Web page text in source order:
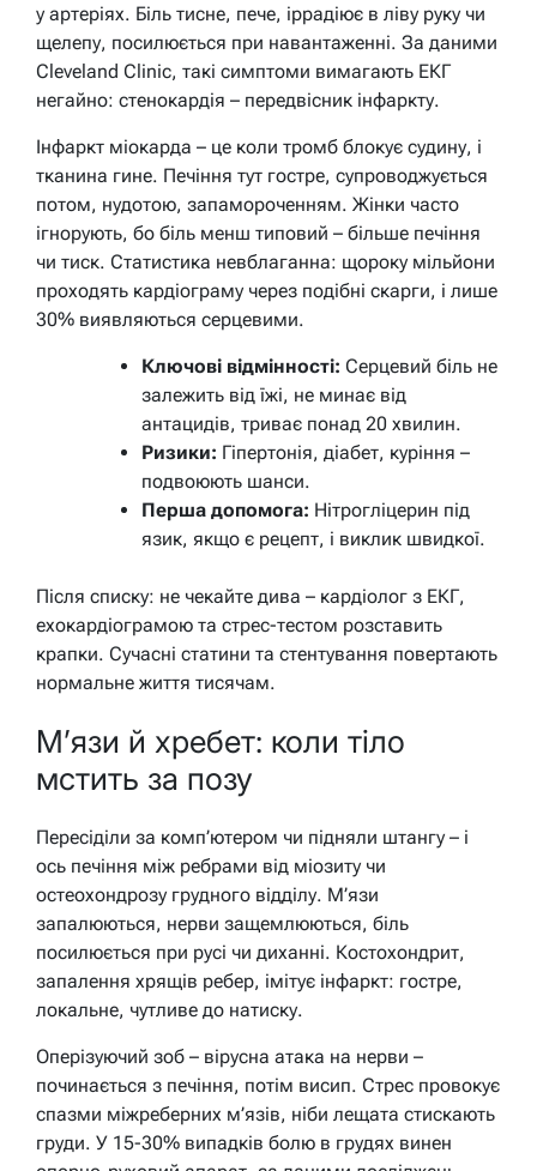
у артеріях. Біль тисне, пече, іррадіює в ліву руку чи
щелепу, посилюється при навантаженні. За даними
Cleveland Clinic, такі симптоми вимагають ЕКГ
негайно: стенокардія – передвісник інфаркту.
Інфаркт міокарда – це коли тромб блокує судину, і
тканина гине. Печіння тут гостре, супроводжується
потом, нудотою, запамороченням. Жінки часто
ігнорують, бо біль менш типовий – більше печіння
чи тиск. Статистика невблаганна: щороку мільйони
проходять кардіограму через подібні скарги, і лише
30% виявляються серцевими.
Ключові відмінності: Серцевий біль не
залежить від їжі, не минає від
антацидів, триває понад 20 хвилин.
Ризики: Гіпертонія, діабет, куріння –
подвоюють шанси.
Перша допомога: Нітрогліцерин під
язик, якщо є рецепт, і виклик швидкої.
Після списку: не чекайте дива – кардіолог з ЕКГ,
ехокардіограмою та стрес-тестом розставить
крапки. Сучасні статини та стентування повертають
нормальне життя тисячам.
М’язи й хребет: коли тіло
мстить за позу
Пересіділи за комп’ютером чи підняли штангу – і
ось печіння між ребрами від міозиту чи
остеохондрозу грудного відділу. М’язи
запалюються, нерви защемлюються, біль
посилюється при русі чи диханні. Костохондрит,
запалення хрящів ребер, імітує інфаркт: гостре,
локальне, чутливе до натиску.
Оперізуючий зоб – вірусна атака на нерви –
починається з печіння, потім висип. Стрес провокує
спазми міжреберних м’язів, ніби лещата стискають
груди. У 15-30% випадків болю в грудях винен